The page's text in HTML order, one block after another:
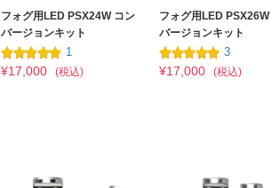
フォグ用LED PSX24W コン
バージョンキット
1
¥17,000 (税込)
フォグ用LED PSX26W
バージョンキット
3
¥17,000 (税込)